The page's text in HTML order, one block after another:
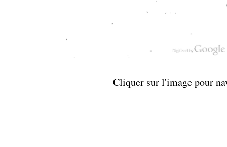
Cliquer sur l'image pour